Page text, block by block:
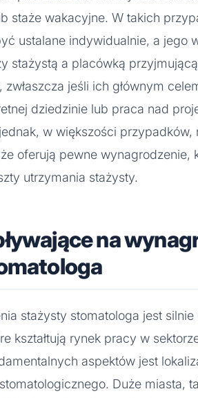
staże wakacyjne. W takich
ustalane indywidualnie, a jego
stażystą a placówką
zwłaszcza jeśli ich głównym
dziedzinie lub praca nad
w większości przypadków,
oferują pewne wynagrodzenie,
utrzymania stażysty.
na
stażysty stomatologa jest silnie
kształtują rynek pracy w
aspektów jest
Duże miasta,